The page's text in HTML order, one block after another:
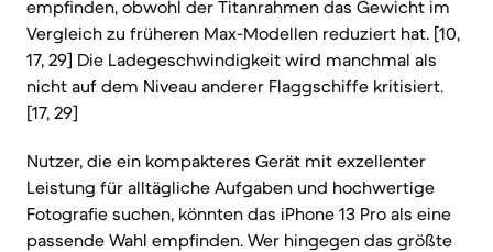
empfinden, obwohl der Titanrahmen das Gewicht im
Vergleich zu früheren Max-Modellen reduziert hat. [10,
17, 29] Die Ladegeschwindigkeit wird manchmal als
nicht auf dem Niveau anderer Flaggschiffe kritisiert.
[17, 29]
Nutzer, die ein kompakteres Gerät mit exzellenter
Leistung für alltägliche Aufgaben und hochwertige
Fotografie suchen, könnten das iPhone 13 Pro als eine
passende Wahl empfinden. Wer hingegen das größte